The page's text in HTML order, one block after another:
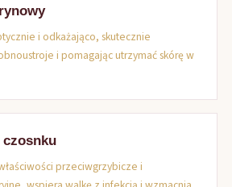
i odkażająco, skutecznie
i pomagając utrzymać skórę w
przeciwgrzybicze i